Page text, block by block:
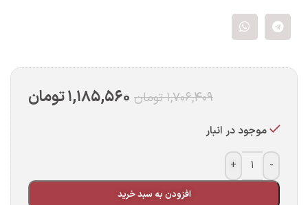
۱,۷۰۶,۴۰۹تومان ۱,۱۸۵,۵۶۰تومان
موجود در انبار
-
+
افزودن به سبد خرید